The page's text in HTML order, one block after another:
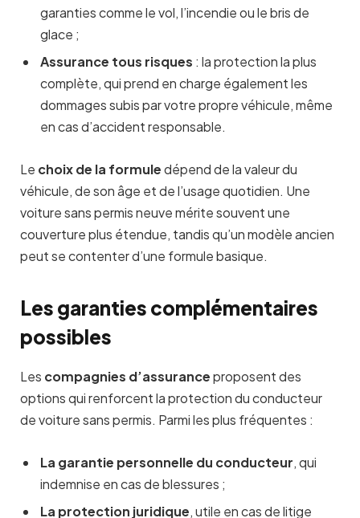
garanties comme le vol, l’incendie ou le bris de
glace ;
Assurance tous risques : la protection la plus
complète, qui prend en charge également les
dommages subis par votre propre véhicule, même
en cas d’accident responsable.
Le choix de la formuledépend de la valeur du
véhicule, de son âge et de l’usage quotidien. Une
voiture sans permis neuve mérite souvent une
couverture plus étendue, tandis qu’un modèle ancien
peut se contenter d’une formule basique.
Les garanties complémentaires
possibles
Les compagnies d’assuranceproposent des
options qui renforcent la protection du conducteur
de voiture sans permis. Parmi les plus fréquentes :
La garantie personnelle du conducteur, qui
indemnise en cas de blessures ;
La protection juridique, utile en cas de litige